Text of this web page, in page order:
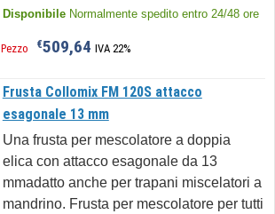
Disponibile Normalmente spedito entro 24/48 ore
Pezzo €509,64 IVA 22%
Frusta Collomix FM 120S attacco
esagonale 13 mm
Una frusta per mescolatore a doppia
elica con attacco esagonale da 13
mmadatto anche per trapani miscelatori a
mandrino. Frusta per mescolatore per tutti